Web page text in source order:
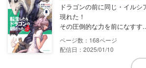
ドラゴンの前に同じ・イル
現れた！
その圧倒的な力を前になすす
168
配信日：2025/01/10